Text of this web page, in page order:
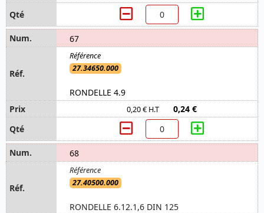
67
27.34650.000
RONDELLE 4.9
0,20 € H.T 0,24 €
68
27.40500.000
RONDELLE 6.12.1,6 DIN 125